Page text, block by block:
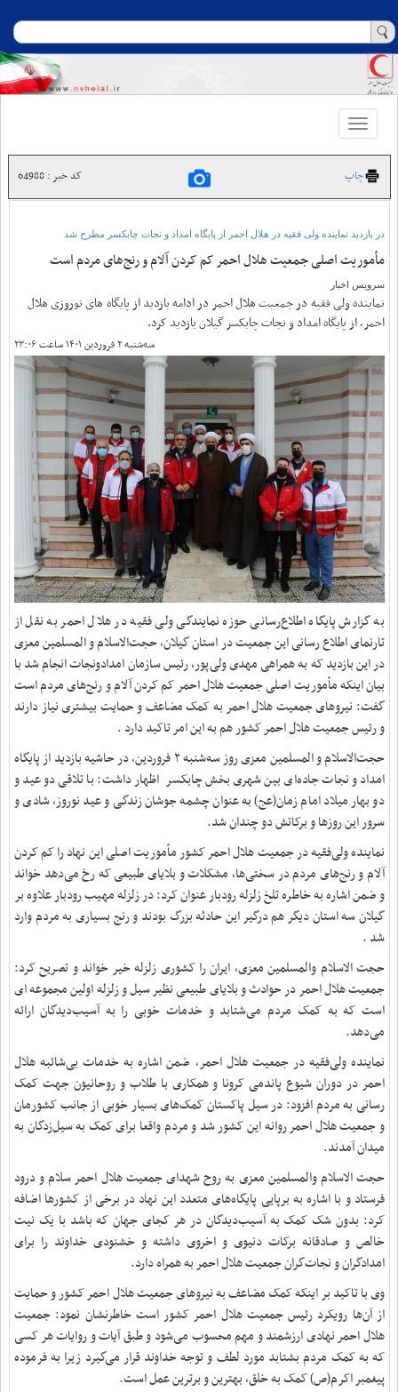
Toggle
navigation
چاپ کد خبر : 64988
در بازدید نماینده ولی فقیه در هلال احمر از پایگاه امداد و نجات چابکسر‌ مطرح شد
مأموریت اصلی جمعیت هلال احمر کم کردن آلام و رنج‌های مردم است
سرویس اخبار
نماینده ولی فقیه در جمعیت هلال احمر در ادامه بازدید از پایگاه های نوروزی هلال
احمر، از پایگاه امداد و نجات چابکسر گیلان بازدید کرد.
سه‌شنبه ۲ فروردین ۱۴۰۱ ساعت ۲۳:۰۶
به گزارش پایگاه اطلاع‌رسانی حوزه نمایندگی ولی فقیه در هلال احمر به نقل از
تارنمای اطلاع رسانی این جمعیت در استان گیلان، حجت‌الاسلام و المسلمین معزی
در این بازدید که به همراهی مهدی ولی‌پور، رئیس سازمان امدادونجات انجام شد با
بیان اینکه مأموریت اصلی جمعیت هلال احمر کم کردن آلام و رنج‌های مردم است
گفت: نیروهای جمعیت هلال احمر به کمک مضاعف و حمایت بیشتری نیاز دارند
و رئیس جمعیت هلال احمر کشور هم به این امر تاکید دارد .
حجت‌الاسلام و المسلمین معزی روز سه‌شنبه ۲ فروردین، در حاشیه بازدید از پایگاه
امداد و نجات جاده‌ای بین شهری بخش چابکسر اظهار داشت: با تلاقی دو عید و
دو بهار میلاد امام زمان(عج) به عنوان چشمه جوشان زندگی و عید نوروز، شادی و
سرور این روزها و برکاتش دو چندان شد.
نماینده ولی‌فقیه در جمعیت هلال احمر کشور مأموریت اصلی این نهاد را کم کردن
آلام و رنج‌های مردم در سختی‌ها، مشکلات و بلایای طبیعی که رخ می‌دهد خواند
و ضمن اشاره به خاطره تلخ زلزله رودبار عنوان کرد: در زلزله مهیب رودبار علاوه بر
گیلان سه استان دیگر هم درگیر این حادثه بزرگ بودند و رنج بسیاری به مردم وارد
شد .
حجت الاسلام والمسلمین معزی، ایران را کشوری زلزله خیر خواند و تصریح کرد:
جمعیت هلال احمر در حوادث و بلایای طبیعی نظیر سیل و زلزله اولین مجموعه ای
است که به کمک مردم می‌شتابد و خدمات خوبی را به آسیب‌دیدگان ارائه
می‌دهد.
نماینده ولی‌فقیه در جمعیت هلال احمر، ضمن اشاره به خدمات بی‌شائبه هلال
احمر در دوران شیوع پاندمی کرونا و همکاری با طلاب و روحانیون جهت کمک
رسانی به مردم افزود: در سیل پاکستان کمک‌های بسیار خوبی از جانب کشورمان
و جمعیت هلال احمر روانه این کشور شد و مردم واقعا برای کمک به سیل‌زدگان به
میدان آمدند.
حجت الاسلام والمسلمین معزی به روح شهدای جمعیت هلال احمر سلام و درود
فرستاد و با اشاره به برپایی پایگاه‌های متعدد این نهاد در برخی از کشورها اضافه
کرد: بدون شک کمک به آسیب‌دیدگان در هر کجای جهان که باشد با یک نیت
خالص و صادقانه برکات دنیوی و اخروی داشته و خشنودی خداوند را برای
امدادگران و نجات‌گران جمعیت هلال احمر به همراه دارد.
وی با تاکید بر اینکه کمک مضاعف به نیروهای جمعیت هلال احمر کشور و حمایت
از آن‌ها رویکرد رئیس جمعیت هلال احمر کشور است خاطرنشان نمود: جمعیت
هلال احمر نهادی ارزشمند و مهم محسوب می‌شود و طبق آیات و روایات هر کسی
که به کمک مردم بشتابد مورد لطف و توجه خداوند قرار می‌گیرد زیرا به فرموده
پیغمبر اکرم(ص) کمک به خلق، بهترین و برترین عمل است.